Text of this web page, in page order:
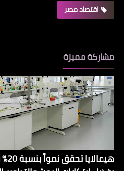
اقتصاد مصر
مشاركة مميزة